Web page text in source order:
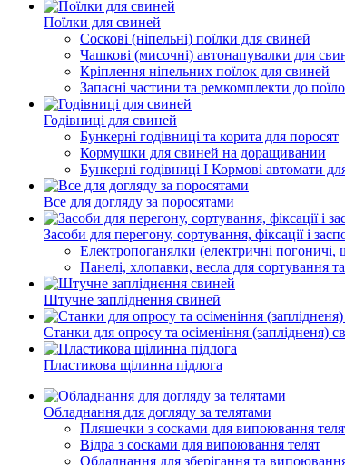
Поїлки для свиней
Соскові (ніпельні) поїлки для свиней
Чашкові (мисочні) автонапувалки для
Кріплення ніпельних поїлок для свиней
Запасні частини та ремкомплекти до
Годівниці для свиней
Бункерні годівниці та корита для поросят
Кормушки для свиней на доращивании
Бункерні годівниці І Кормові автомати
Все для догляду за поросятами
Засоби для перегону, сортування, фіксації і
Електропоганялки (електричні погоничі,
Панелі, хлопавки, весла для сортування
Штучне запліднення свиней
Станки для опросу та осіменіння (заплідненя)
Пластикова щілинна підлога
Обладнання для догляду за телятами
Пляшечки з сосками для випоювання
Відра з сосками для випоювання телят
Обладнання для зберігання та